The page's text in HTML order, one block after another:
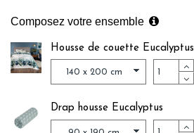
Composez votre ensemble
Housse de couette Eucalyptus
Drap housse Eucalyptus